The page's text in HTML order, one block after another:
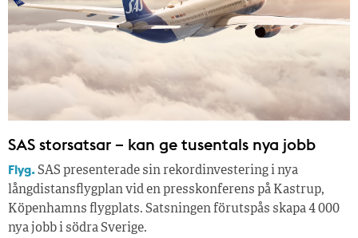
SAS storsatsar – kan ge tusentals nya jobb
Flyg.SAS presenterade sin rekordinvestering i nya
långdistansflygplan vid en presskonferens på Kastrup,
Köpenhamns flygplats. Satsningen förutspås skapa 4 000
nya jobb i södra Sverige.